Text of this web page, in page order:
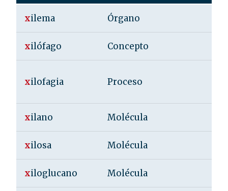
xilema Órgano
xilófago Concepto
xilofagia Proceso
xilano Molécula
xilosa Molécula
xiloglucano Molécula